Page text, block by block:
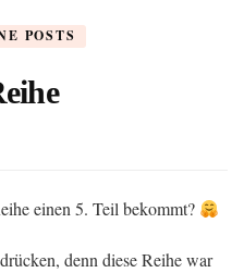
POSTS
einen 5. Teil bekommt?
denn diese Reihe war